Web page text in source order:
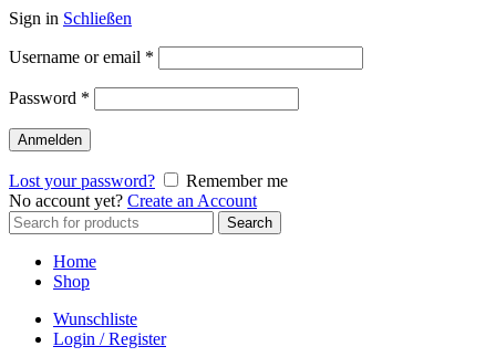
Sign in Schließen
Username or email *
Password *
Anmelden
Lost your password?
Remember me
No account yet? Create an Account
Search
for:
Search
Home
Shop
Wunschliste
Login / Register